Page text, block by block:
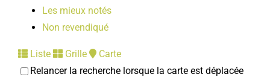
Les mieux notés
Non revendiqué
Liste Grille
Carte
Relancer la recherche lorsque la carte est déplacée